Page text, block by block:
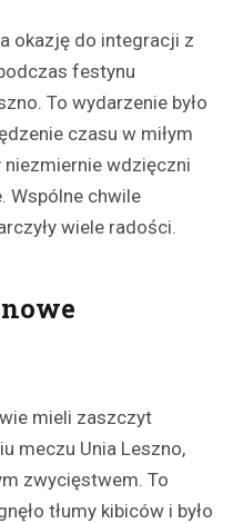
okazję do integracji z
festynu
To wydarzenie było
czasu w miłym
wdzięczni
Wspólne chwile
wiele radości.
mieli zaszczyt
meczu Unia Leszno,
zwycięstwem. To
tłumy kibiców i było